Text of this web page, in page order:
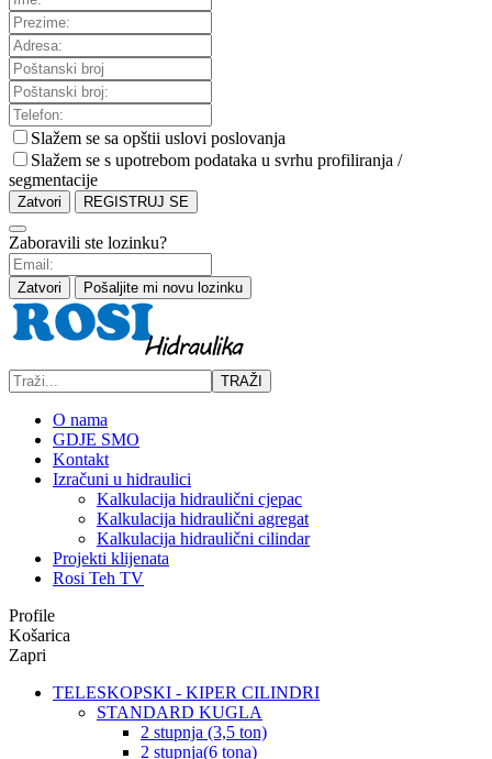
Slažem se sa opštii uslovi poslovanja
Slažem se s upotrebom podataka u svrhu profiliranja /
segmentacije
Zatvori REGISTRUJ SE
Zaboravili ste lozinku?
Zatvori Pošaljite mi novu lozinku
TRAŽI
O nama
GDJE SMO
Kontakt
Izračuni u hidraulici
Kalkulacija hidraulični cjepac
Kalkulacija hidraulični agregat
Kalkulacija hidraulični cilindar
Projekti klijenata
Rosi Teh TV
Profile
Košarica
Zapri
TELESKOPSKI - KIPER CILINDRI
STANDARD KUGLA
2 stupnja (3,5 ton)
2 stupnja(6 tona)